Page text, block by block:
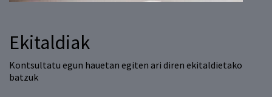
Ekitaldiak
Kontsultatu egun hauetan egiten ari diren ekitaldietako
batzuk